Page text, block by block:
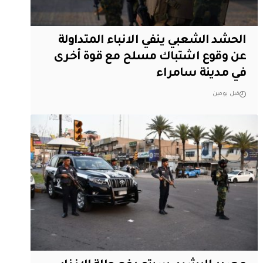
الحشد الشعبي ينفي الانباء المتداولة
عن وقوع اشتباك مسلح مع قوة أخرى
في مدينة سامراء
قبل يومين